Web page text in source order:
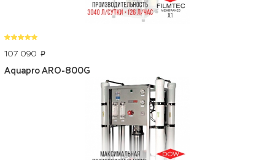
107 090 p
Aquapro ARO-800G